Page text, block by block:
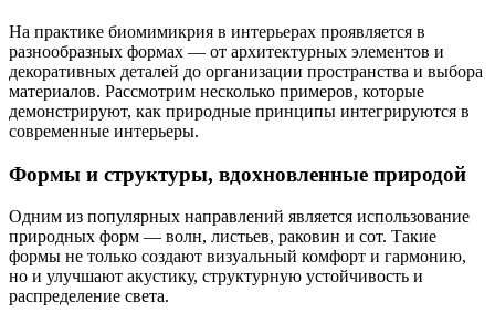
На практике биомимикрия в интерьерах проявляется в
разнообразных формах — от архитектурных элементов и
декоративных деталей до организации пространства и выбора
материалов. Рассмотрим несколько примеров, которые
демонстрируют, как природные принципы интегрируются в
современные интерьеры.
Формы и структуры, вдохновленные природой
Одним из популярных направлений является использование
природных форм — волн, листьев, раковин и сот. Такие
формы не только создают визуальный комфорт и гармонию,
но и улучшают акустику, структурную устойчивость и
распределение света.